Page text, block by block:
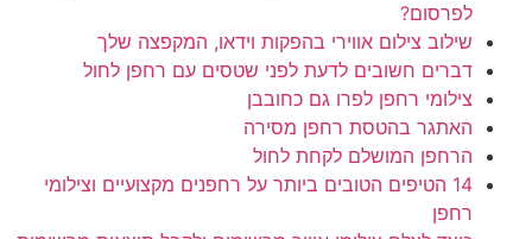
לפרסום?
שילוב צילום אווירי בהפקות וידאו, המקפצה שלך
דברים חשובים לדעת לפני שטסים עם רחפן לחול
צילומי רחפן לפרו גם כחובבן
האתגר בהטסת רחפן מסירה
הרחפן המושלם לקחת לחול
14 הטיפים הטובים ביותר על רחפנים מקצועיים וצילומי
רחפן